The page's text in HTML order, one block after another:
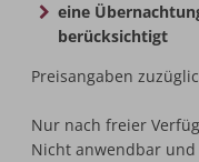
eine
berücksichtigt
Preisangaben
Nur nach freier
Nicht anwendbar